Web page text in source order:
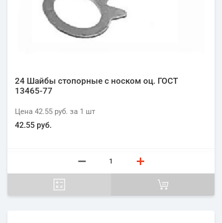
24 Шайбы стопорные с носком оц. ГОСТ
13465-77
Цена 42.55 руб. за 1 шт
42.55 руб.